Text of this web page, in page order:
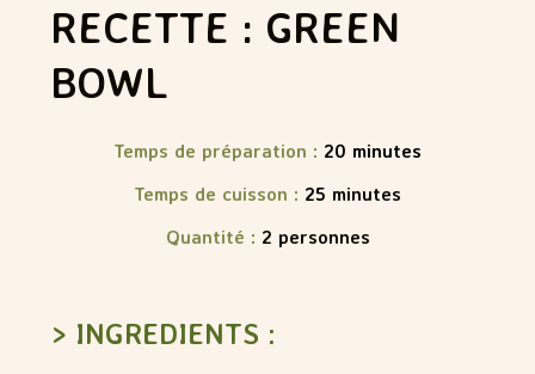
RECETTE : GREEN
BOWL
Temps de préparation : 20 minutes
Temps de cuisson : 25 minutes
Quantité : 2 personnes
> INGREDIENTS :